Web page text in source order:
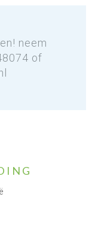
neem
of